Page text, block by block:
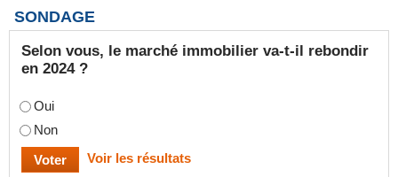
SONDAGE
Selon vous, le marché immobilier va-t-il rebondir
en 2024 ?
Oui
Non
Voir les résultats